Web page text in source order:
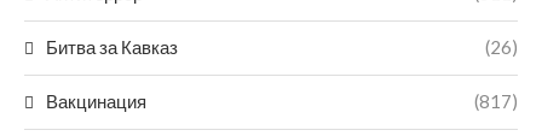
Битва за Кавказ (26)
Вакцинация (817)